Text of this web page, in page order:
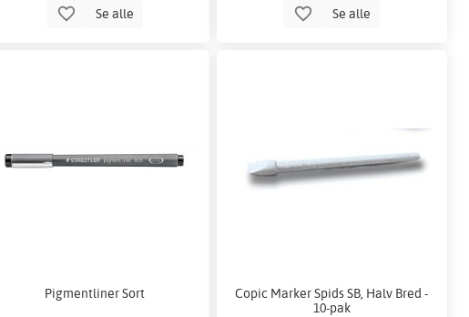
Se alle Se alle
Pigmentliner Sort
Copic Marker Spids SB, Halv Bred -
10-pak